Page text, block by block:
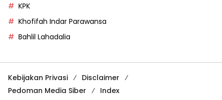
KPK
Khofifah Indar Parawansa
Bahlil Lahadalia
Kebijakan Privasi
Disclaimer
Pedoman Media Siber
Index